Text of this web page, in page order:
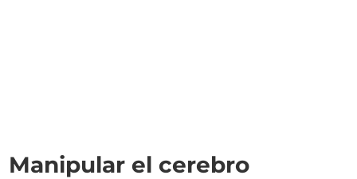
Manipular el cerebro